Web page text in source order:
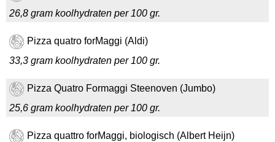
26,8 gram koolhydraten per 100 gr.
Pizza quatro forMaggi (Aldi)
33,3 gram koolhydraten per 100 gr.
Pizza Quatro Formaggi Steenoven (Jumbo)
25,6 gram koolhydraten per 100 gr.
Pizza quattro forMaggi, biologisch (Albert Heijn)